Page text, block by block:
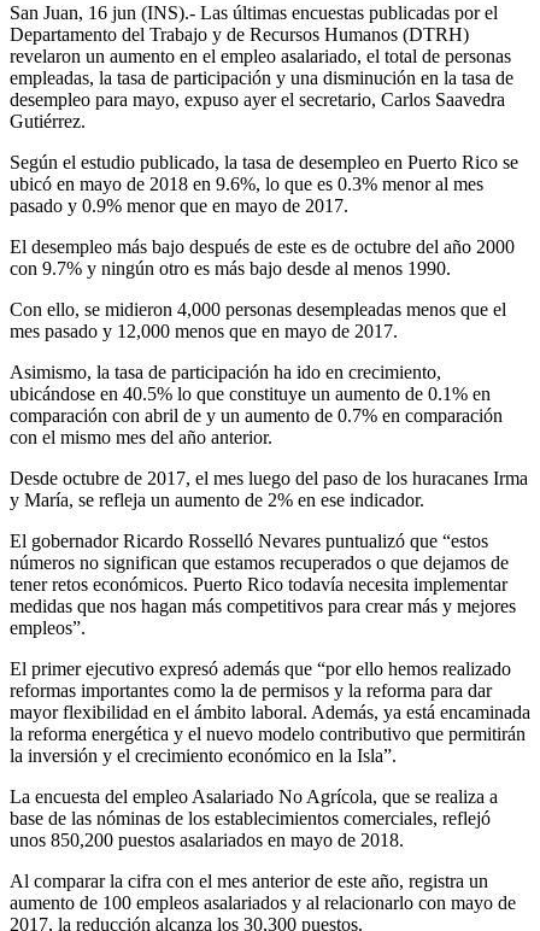
San Juan, 16 jun (INS).- Las últimas encuestas publicadas por el
Departamento del Trabajo y de Recursos Humanos (DTRH)
revelaron un aumento en el empleo asalariado, el total de personas
empleadas, la tasa de participación y una disminución en la tasa de
desempleo para mayo, expuso ayer el secretario, Carlos Saavedra
Gutiérrez.
Según el estudio publicado, la tasa de desempleo en Puerto Rico se
ubicó en mayo de 2018 en 9.6%, lo que es 0.3% menor al mes
pasado y 0.9% menor que en mayo de 2017.
El desempleo más bajo después de este es de octubre del año 2000
con 9.7% y ningún otro es más bajo desde al menos 1990.
Con ello, se midieron 4,000 personas desempleadas menos que el
mes pasado y 12,000 menos que en mayo de 2017.
Asimismo, la tasa de participación ha ido en crecimiento,
ubicándose en 40.5% lo que constituye un aumento de 0.1% en
comparación con abril de y un aumento de 0.7% en comparación
con el mismo mes del año anterior.
Desde octubre de 2017, el mes luego del paso de los huracanes Irma
y María, se refleja un aumento de 2% en ese indicador.
El gobernador Ricardo Rosselló Nevares puntualizó que “estos
números no significan que estamos recuperados o que dejamos de
tener retos económicos. Puerto Rico todavía necesita implementar
medidas que nos hagan más competitivos para crear más y mejores
empleos”.
El primer ejecutivo expresó además que “por ello hemos realizado
reformas importantes como la de permisos y la reforma para dar
mayor flexibilidad en el ámbito laboral. Además, ya está encaminada
la reforma energética y el nuevo modelo contributivo que permitirán
la inversión y el crecimiento económico en la Isla”.
La encuesta del empleo Asalariado No Agrícola, que se realiza a
base de las nóminas de los establecimientos comerciales, reflejó
unos 850,200 puestos asalariados en mayo de 2018.
Al comparar la cifra con el mes anterior de este año, registra un
aumento de 100 empleos asalariados y al relacionarlo con mayo de
2017, la reducción alcanza los 30,300 puestos.